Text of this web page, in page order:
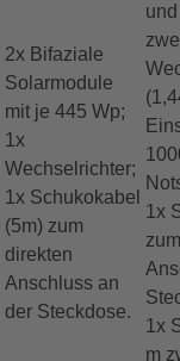
2x Bifaziale
Solarmodule
mit je 445 Wp;
1x
Wechselrichter;
1x Schukokabel
(5m) zum
direkten
Anschluss an
der Steckdose.
1x
1x
m